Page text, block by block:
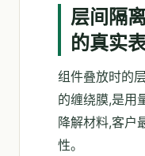
层间隔
的真实
组件叠放时的
的缠绕膜,是用
降解材料,客户
性。